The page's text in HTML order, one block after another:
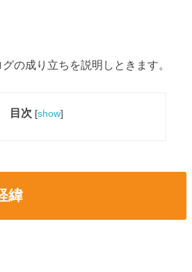
の成り立ちを説明しときます。
目次 [show]
緯